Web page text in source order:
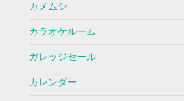
カメムシ
カラオケルーム
ガレッジセール
カレンダー